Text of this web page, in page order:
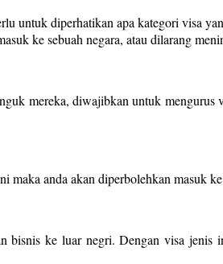
untuk diperhatikan apa kategori visa
ke sebuah negara, atau dilarang
mereka, diwajibkan untuk
anda akan diperbolehkan masuk
ke luar negri. Dengan visa jenis